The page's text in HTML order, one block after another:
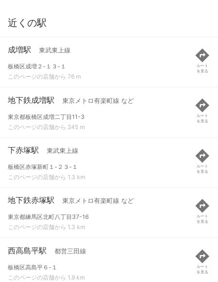
近くの駅
成増駅 東武東上線
板橋区成増２-１３-１
このページの店舗から 76 m
ルート
を見る
地下鉄成増駅 東京メトロ有楽町線 など
東京都板橋区成増二丁目11-3
このページの店舗から 245 m
ルート
を見る
下赤塚駅 東武東上線
板橋区赤塚新町１-２３-１
このページの店舗から 1.3 km
ルート
を見る
地下鉄赤塚駅 東京メトロ有楽町線 など
東京都練馬区北町八丁目37-16
このページの店舗から 1.3 km
ルート
を見る
西高島平駅 都営三田線
板橋区高島平６-１
このページの店舗から 1.9 km
ルート
を見る